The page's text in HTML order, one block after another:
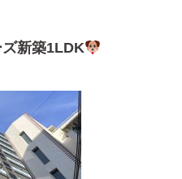
新築1LDK